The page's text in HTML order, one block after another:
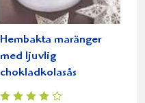
Hembakta maränger
med ljuvlig
chokladkolasås